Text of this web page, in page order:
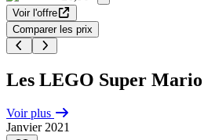
Voir l'offre
Comparer les prix
Les LEGO Super Mario
Voir plus
Janvier 2021